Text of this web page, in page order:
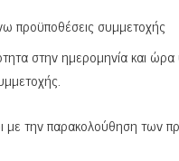
προϋποθέσεις συμμετοχής
στην ημερομηνία και
με την παρακολούθηση των